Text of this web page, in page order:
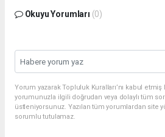
Okuyu Yorumları (0)
Yorum yazarak Topluluk Kuralları’nı kabul etmiş
yorumunuzla ilgili doğrudan veya dolaylı tüm
üstleniyorsunuz. Yazılan tüm yorumlardan site
sorumlu tutulamaz.